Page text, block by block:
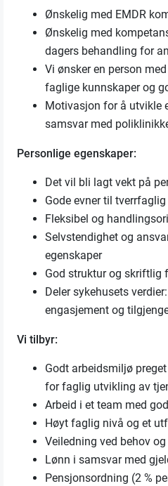
Ønskelig med EMDR
Ønskelig med
dagers behandling for
Vi ønsker en person
faglige kunnskaper og
Motivasjon for å utvikle
samsvar med
Personlige egenskaper:
Det vil bli lagt vekt på
Gode evner til
Fleksibel og
Selvstendighet og
egenskaper
God struktur og skriftlig
Deler sykehusets
engasjement og
Vi tilbyr:
Godt arbeidsmiljø
for faglig utvikling av
Arbeid i et team med
Høyt faglig nivå og et
Veiledning ved behov
Lønn i samsvar med
Pensjonsordning (2 %